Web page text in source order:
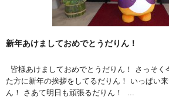
新年あけましておめでとうだりん！
皆様あけましておめでとうだりん！ さっそく
た方に新年の挨拶をしてるだりん！ いっぱい
ん！ さあて明日も頑張るだりん！ ...